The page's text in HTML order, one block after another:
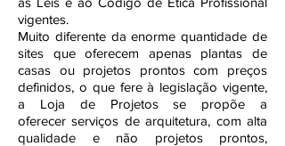
vigentes.
Muito diferente da enorme quantidade de
sites que oferecem apenas plantas de
casas ou projetos prontos com preços
definidos, o que fere à legislação vigente,
a Loja de Projetos se propõe a
oferecer serviços de arquitetura, com alta
qualidade e não projetos prontos,